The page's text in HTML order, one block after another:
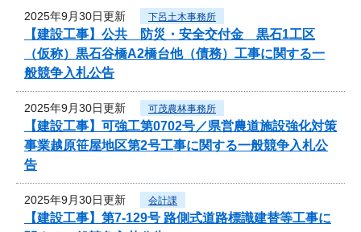
2025年9月30日更新 下呂土木事務所
【建設工事】公共 防災・安全交付金 黒石1工区
（仮称）黒石谷橋A2橋台他（債務）工事に関する一
般競争入札公告
2025年9月30日更新 可茂農林事務所
【建設工事】可強工第0702号／県営農道施設強化対策
事業越原笹屋地区第2号工事に関する一般競争入札公
告
2025年9月30日更新 会計課
【建設工事】第7-129号 路側式道路標識建替等工事に